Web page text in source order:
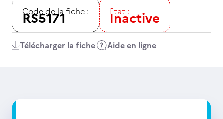
Code de la fiche :
RS5171 Etat :
Inactive
Télécharger la fiche Aide en ligne